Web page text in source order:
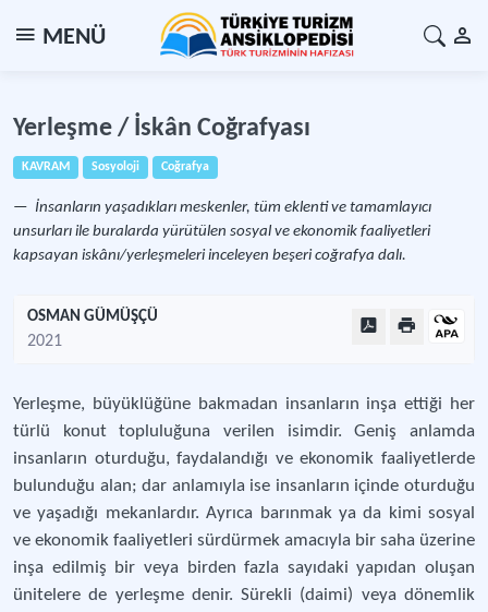
MENÜ
Yerleşme / İskân Coğrafyası
KAVRAM Sosyoloji Coğrafya
İnsanların yaşadıkları meskenler, tüm eklenti ve tamamlayıcı
unsurları ile buralarda yürütülen sosyal ve ekonomik faaliyetleri
kapsayan iskânı/yerleşmeleri inceleyen beşeri coğrafya dalı.
OSMAN GÜMÜŞÇÜ
2021
Yerleşme, büyüklüğüne bakmadan insanların inşa ettiği her
türlü konut topluluğuna verilen isimdir. Geniş anlamda
insanların oturduğu, faydalandığı ve ekonomik faaliyetlerde
bulunduğu alan; dar anlamıyla ise insanların içinde oturduğu
ve yaşadığı mekanlardır. Ayrıca barınmak ya da kimi sosyal
ve ekonomik faaliyetleri sürdürmek amacıyla bir saha üzerine
inşa edilmiş bir veya birden fazla sayıdaki yapıdan oluşan
ünitelere de yerleşme denir. Sürekli (daimi) veya dönemlik